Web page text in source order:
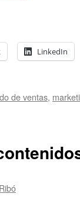
LinkedIn
de ventas,